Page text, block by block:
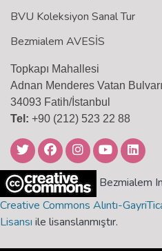
BVU Koleksiyon Sanal Tur
Bezmialem AVESİS
Topkapı Mahallesi
Adnan Menderes Vatan
34093 Fatih/İstanbul
Tel: +90 (212) 523 22 88
Bezmialem
Creative Commons Alıntı-
Lisansı ile lisanslanmıştır.